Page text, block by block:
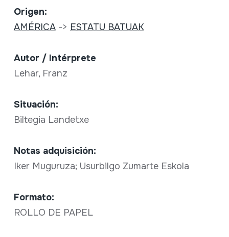
Origen:
AMÉRICA-> ESTATU BATUAK
Autor / Intérprete
Lehar, Franz
Situación:
Biltegia Landetxe
Notas adquisición:
Iker Muguruza; Usurbilgo Zumarte Eskola
Formato:
ROLLO DE PAPEL